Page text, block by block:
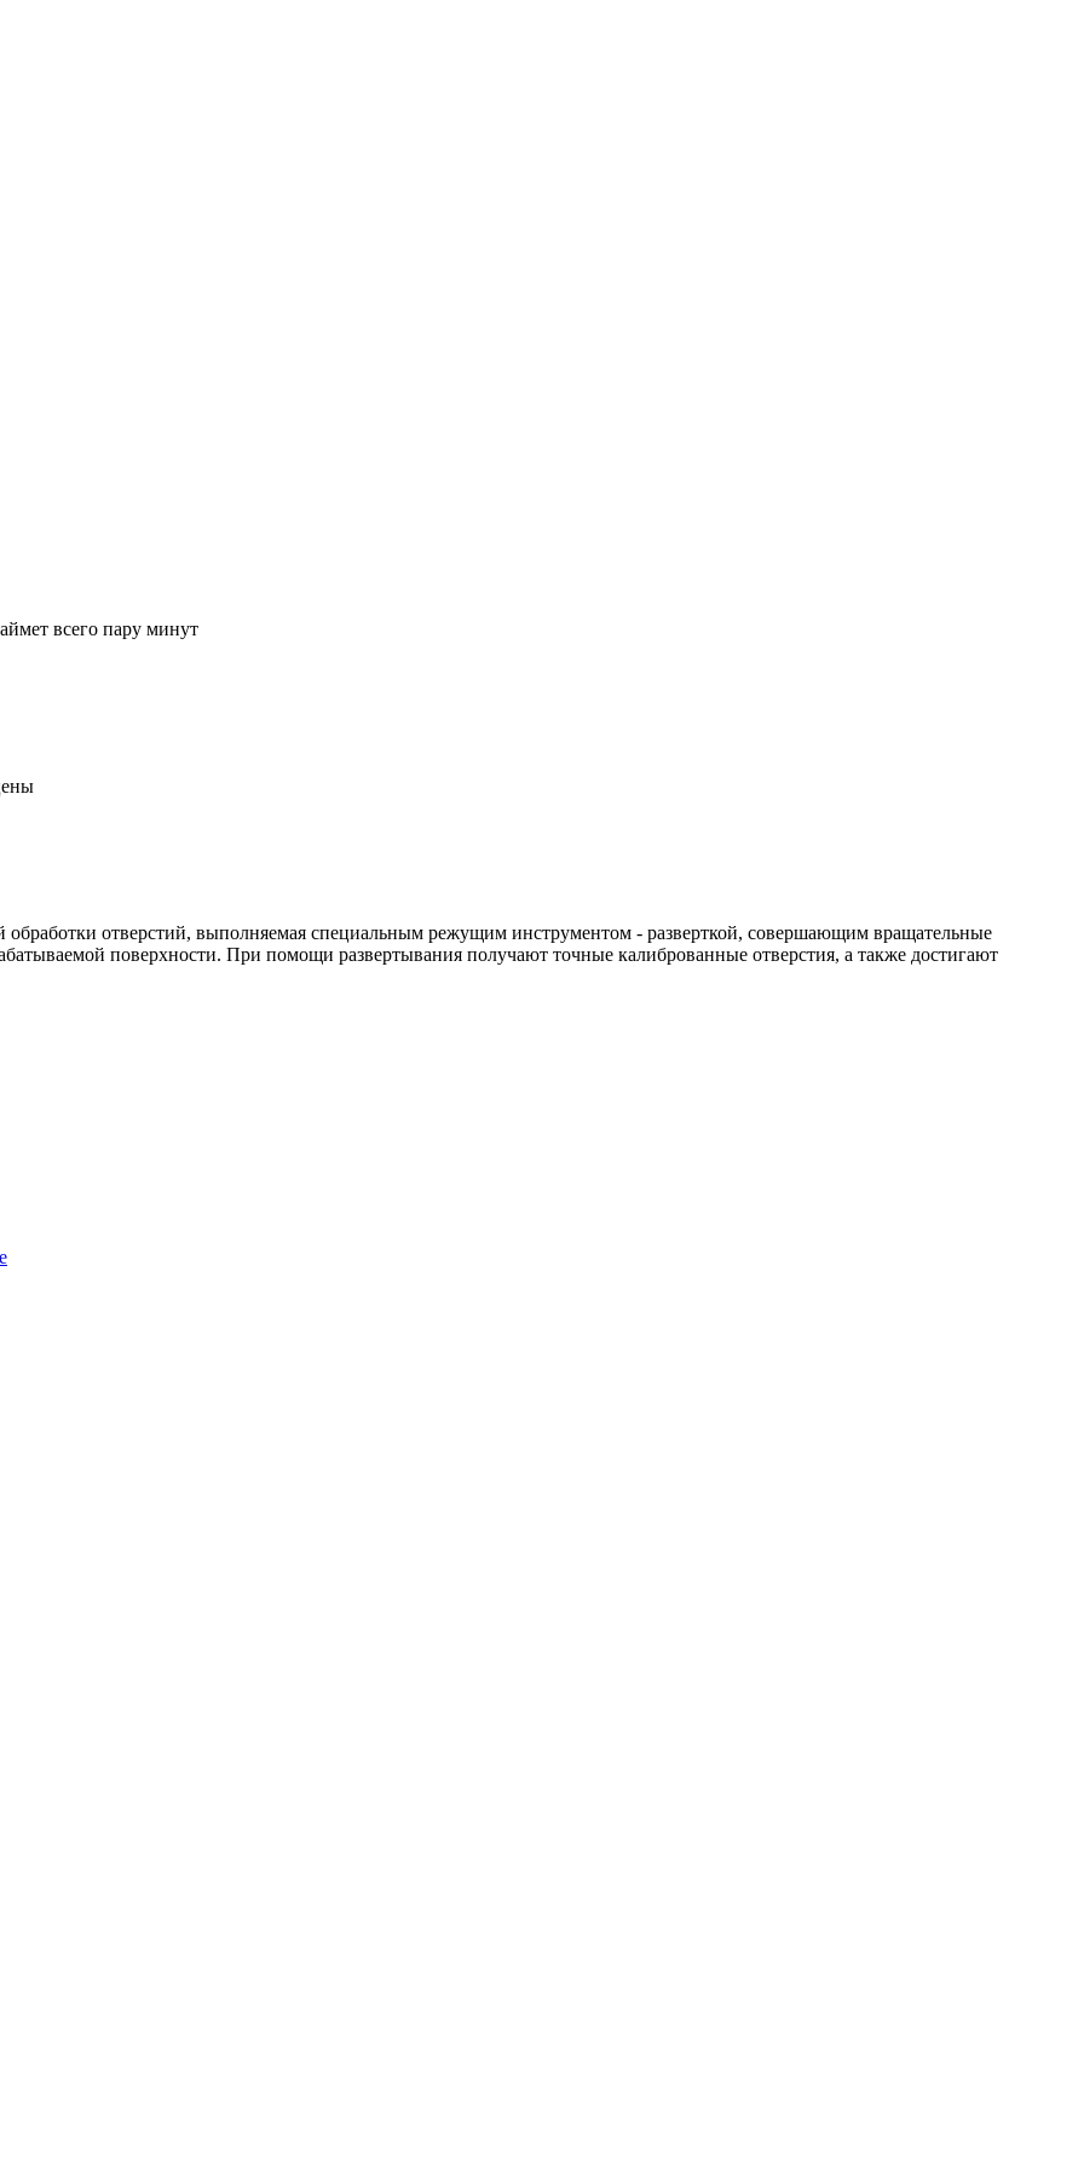
всего пару минут
обработки отверстий, выполняемая специальным режущим инструментом - разверткой, совершающим вращательные
поверхности. При помощи развертывания получают точные калиброванные отверстия, а также достигают